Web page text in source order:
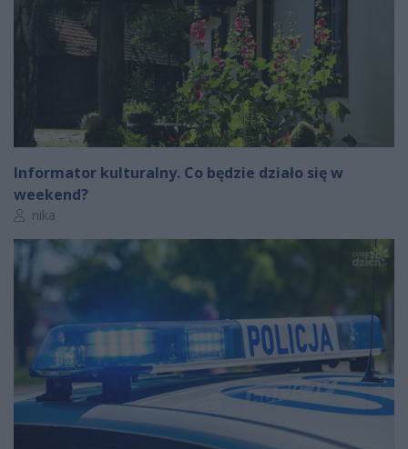
Informator kulturalny. Co będzie działo się w
weekend?
Autor artykułu:
nika